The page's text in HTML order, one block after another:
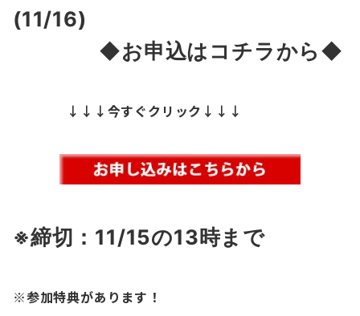
(11/16)
◆お申込はコチラから◆
↓↓↓今すぐクリック↓↓↓
※締切：11/15の13時まで
※参加特典があります！